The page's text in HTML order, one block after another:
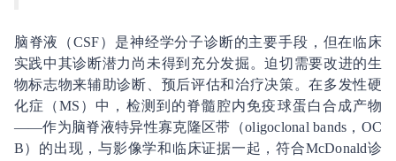
脑脊液（CSF）是神经学分子诊断的主要手段，但在临床
实践中其诊断潜力尚未得到充分发掘。迫切需要改进的生
物标志物来辅助诊断、预后评估和治疗决策。在多发性硬
化症（MS）中，检测到的脊髓腔内免疫球蛋白合成产物
——作为脑脊液特异性寡克隆区带（oligoclonal bands，OC
B）的出现，与影像学和临床证据一起，符合McDonald诊